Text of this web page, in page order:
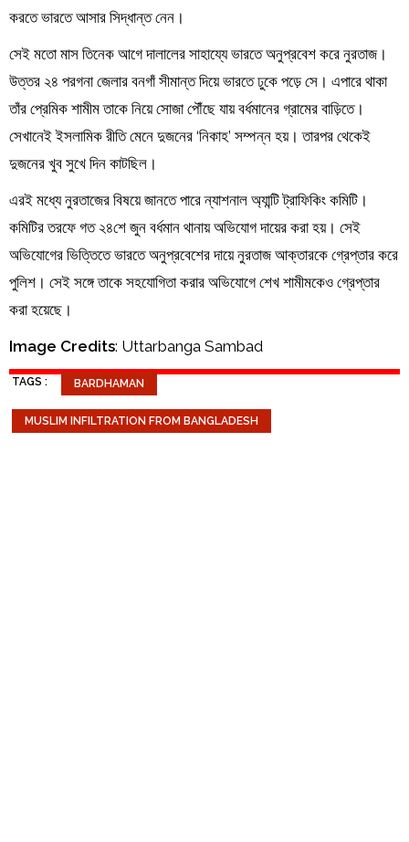
করতে ভারতে আসার সিদ্ধান্ত নেন।
সেই মতো মাস তিনেক আগে দালালের সাহায্যে ভারতে অনুপ্রবেশ করে নুরতাজ।
উত্তর ২৪ পরগনা জেলার বনগাঁ সীমান্ত দিয়ে ভারতে ঢুকে পড়ে সে। এপারে থাকা
তাঁর প্রেমিক শামীম তাকে নিয়ে সোজা পৌঁছে যায় বর্ধমানের গ্রামের বাড়িতে।
সেখানেই ইসলামিক রীতি মেনে দুজনের ‘নিকাহ’ সম্পন্ন হয়। তারপর থেকেই
দুজনের খুব সুখে দিন কাটছিল।
এরই মধ্যে নুরতাজের বিষয়ে জানতে পারে ন্যাশনাল অ্যান্টি ট্রাফিকিং কমিটি।
কমিটির তরফে গত ২৪শে জুন বর্ধমান থানায় অভিযোগ দায়ের করা হয়। সেই
অভিযোগের ভিত্তিতে ভারতে অনুপ্রবেশের দায়ে নুরতাজ আক্তারকে গ্রেপ্তার করে
পুলিশ। সেই সঙ্গে তাকে সহযোগিতা করার অভিযোগে শেখ শামীমকেও গ্রেপ্তার
করা হয়েছে।
Image Credits: Uttarbanga Sambad
TAGS : BARDHAMAN
MUSLIM INFILTRATION FROM BANGLADESH